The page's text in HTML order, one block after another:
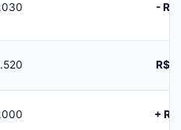
- R$
R$
+ R$